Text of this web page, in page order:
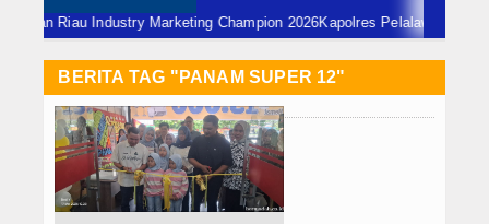
Siak
Nasional
Internasional
Hukrim
Industry Marketing Champion 2026Kapolres Pelalawan Lantik
BERITA TAG "PANAM SUPER 12"